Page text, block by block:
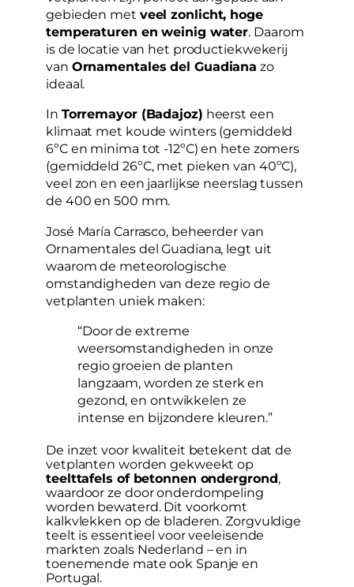
gebieden met veel zonlicht, hoge
temperaturen en weinig water. Daarom
is de locatie van het productiekwekerij
van Ornamentales del Guadiana zo
ideaal.
In Torremayor (Badajoz) heerst een
klimaat met koude winters (gemiddeld
6ºC en minima tot -12ºC) en hete zomers
(gemiddeld 26ºC, met pieken van 40ºC),
veel zon en een jaarlijkse neerslag tussen
de 400 en 500 mm.
José María Carrasco, beheerder van
Ornamentales del Guadiana, legt uit
waarom de meteorologische
omstandigheden van deze regio de
vetplanten uniek maken:
“Door de extreme
weersomstandigheden in onze
regio groeien de planten
langzaam, worden ze sterk en
gezond, en ontwikkelen ze
intense en bijzondere kleuren.”
De inzet voor kwaliteit betekent dat de
vetplanten worden gekweekt op
teelttafels of betonnen ondergrond,
waardoor ze door onderdompeling
worden bewaterd. Dit voorkomt
kalkvlekken op de bladeren. Zorgvuldige
teelt is essentieel voor veeleisende
markten zoals Nederland – en in
toenemende mate ook Spanje en
Portugal.